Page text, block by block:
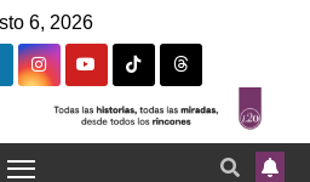
6, 2026